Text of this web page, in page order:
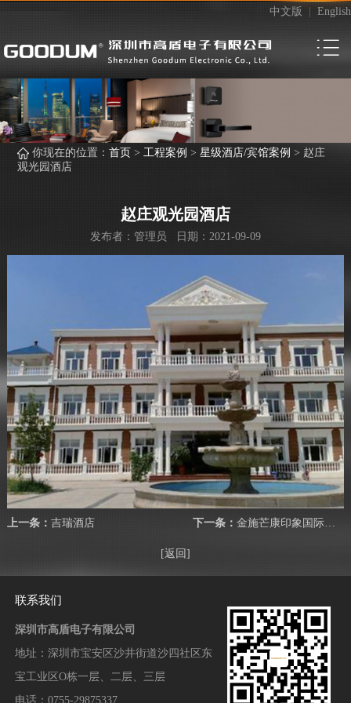
中文版 English
你现在的位置：首页 >工程案例 >星级酒店/宾馆案例 > 赵庄
观光园酒店
赵庄观光园酒店
发布者：管理员 日期：2021-09-09
上一条： 吉瑞酒店 下一条： 金施芒康印象国际酒店
[返回]
联系我们
深圳市高盾电子有限公司
地址： 深圳市宝安区沙井街道沙四社区东
宝工业区O栋一层、二层、三层
电话：0755-29875337